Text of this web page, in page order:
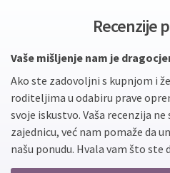
Recenzije
Vaše mišljenje nam je
Ako ste zadovoljni s kupnjom i
roditeljima u odabiru prave
svoje iskustvo. Vaša recenzija
zajednicu, već nam pomaže da
našu ponudu. Hvala vam što ste